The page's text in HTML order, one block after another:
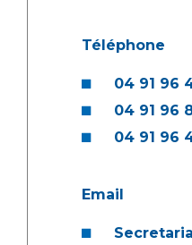
Téléphone
04 91 96
04 91 96
04 91 96
Email